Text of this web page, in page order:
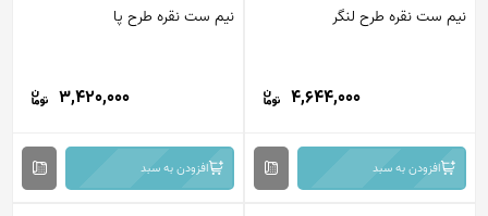
نیم ست نقره طرح لنگر
4,644,000
افزودن به سبد
نیم ست نقره طرح پا
3,420,000
افزودن به سبد